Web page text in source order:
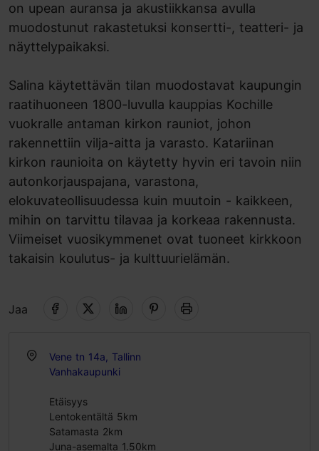
on upean auransa ja akustiikkansa avulla
muodostunut rakastetuksi konsertti-, teatteri- ja
näyttelypaikaksi.
Salina käytettävän tilan muodostavat kaupungin
raatihuoneen 1800-luvulla kauppias Kochille
vuokralle antaman kirkon rauniot, johon
rakennettiin vilja-aitta ja varasto. Katariinan
kirkon raunioita on käytetty hyvin eri tavoin niin
autonkorjauspajana, varastona,
elokuvateollisuudessa kuin muutoin - kaikkeen,
mihin on tarvittu tilavaa ja korkeaa rakennusta.
Viimeiset vuosikymmenet ovat tuoneet kirkkoon
takaisin koulutus- ja kulttuurielämän.
Jaa
Vene tn 14a, Tallinn
Vanhakaupunki
Etäisyys
Lentokentältä 5km
Satamasta 2km
Juna-asemalta 1.50km